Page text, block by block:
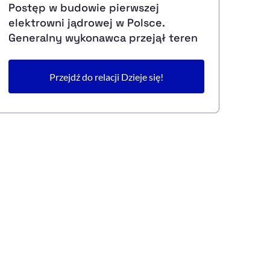
Postęp w budowie pierwszej
elektrowni jądrowej w Polsce.
Generalny wykonawca przejął teren
Przejdź do relacji Dzieje się!